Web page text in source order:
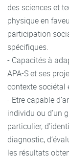
des sciences et
physique en
participation
spécifiques.
- Capacités à
APA-S et ses
contexte sociétal
- Etre capable
individu ou d’un
particulier,
diagnostic,
les résultats